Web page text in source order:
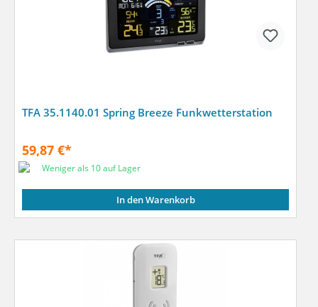
TFA 35.1140.01 Spring Breeze Funkwetterstation
59,87 €*
Weniger als 10 auf Lager
In den Warenkorb